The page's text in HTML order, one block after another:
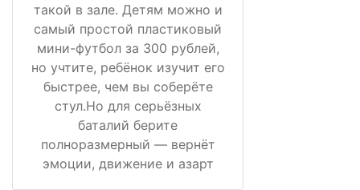
такой в зале. Детям можно и
самый простой пластиковый
мини-футбол за 300 рублей,
но учтите, ребёнок изучит его
быстрее, чем вы соберёте
стул.Но для серьёзных
баталий берите
полноразмерный — вернёт
эмоции, движение и азарт